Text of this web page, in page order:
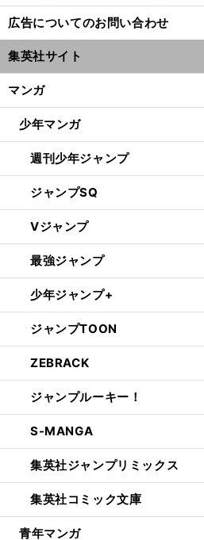
広告についてのお問い合わせ
集英社サイト
マンガ
少年マンガ
週刊少年ジャンプ
ジャンプSQ
Vジャンプ
最強ジャンプ
少年ジャンプ+
ジャンプTOON
ZEBRACK
ジャンプルーキー！
S-MANGA
集英社ジャンプリミックス
集英社コミック文庫
青年マンガ